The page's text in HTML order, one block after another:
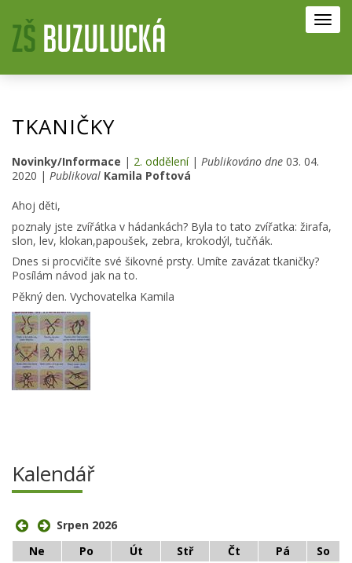
TKANIČKY
Novinky/Informace | 2. oddělení| Publikováno dne 03. 04.
2020 | Publikoval Kamila Poftová
Ahoj děti,
poznaly jste zvířátka v hádankách? Byla to tato zvířatka: žirafa,
slon, lev, klokan,papoušek, zebra, krokodýl, tučňák.
Dnes si procvičíte své šikovné prsty. Umíte zavázat tkaničky?
Posílám návod jak na to.
Pěkný den. Vychovatelka Kamila
Kalendář
Srpen 2026
Ne
Po Út Stř Čt Pá
So